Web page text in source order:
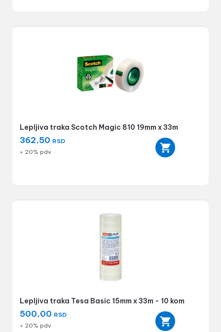
Lepljiva traka Scotch Magic 810 19mm x 33m
362,50 RSD
+ 20% pdv
Lepljiva traka Tesa Basic 15mm x 33m - 10 kom
500,00 RSD
+ 20% pdv